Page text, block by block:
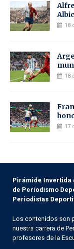
18
18
17
Pirámide Invertida
de Periodismo
Periodistas
Los contenidos son
nuestra carrera de
profesores de la